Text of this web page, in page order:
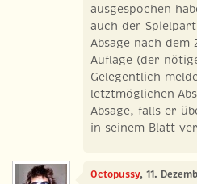
ausgespochen
auch der
Absage nach
Auflage (der
Gelegentlich
letztmöglichen
Absage, falls er
in seinem Blatt
Octopussy, 11.